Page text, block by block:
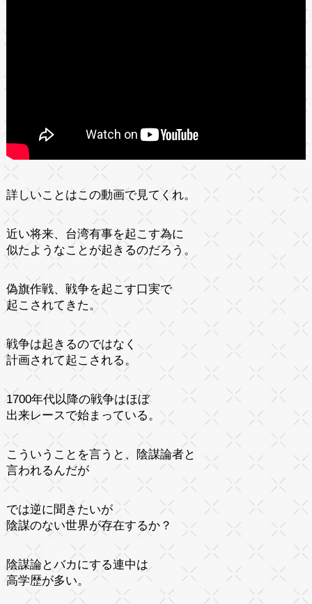
詳しいことはこの動画で見てくれ。
近い将来、台湾有事を起こす為に
似たようなことが起きるのだろう。
偽旗作戦、戦争を起こす口実で
起こされてきた。
戦争は起きるのではなく
計画されて起こされる。
1700年代以降の戦争はほぼ
出来レースで始まっている。
こういうことを言うと、陰謀論者と
言われるんだが
では逆に聞きたいが
陰謀のない世界が存在するか？
陰謀論とバカにする連中は
高学歴が多い。